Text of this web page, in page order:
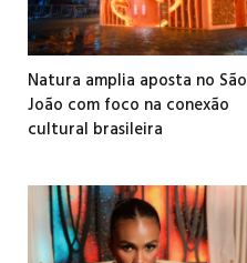
Natura amplia aposta no São
João com foco na conexão
cultural brasileira